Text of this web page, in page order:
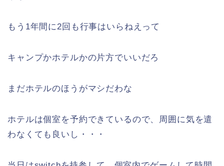
もう1年間に2回も行事はいらねえって
キャンプかホテルかの片方でいいだろ
まだホテルのほうがマシだわな
ホテルは個室を予約できているので、周囲に気を遣
わなくても良いし・・・